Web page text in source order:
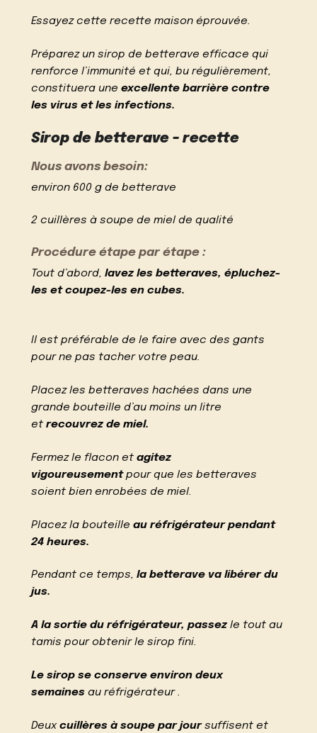
Essayez cette recette maison éprouvée.
Préparez un sirop de betterave efficace qui
renforce l’immunité et qui, bu régulièrement,
constituera uneexcellente barrière contre
les virus et les infections.
Sirop de betterave – recette
Nous avons besoin:
environ 600 g de betterave
2 cuillères à soupe de miel de qualité
Procédure étape par étape :
Tout d’abord,lavez les betteraves, épluchez-
les et coupez-les en cubes.
Il est préférable de le faire avec des gants
pour ne pas tacher votre peau.
Placez les betteraves hachées dans une
grande bouteille d’au moins un litre
etrecouvrez de miel.
Fermez le flacon etagitez
vigoureusementpour que les betteraves
soient bien enrobées de miel.
Placez la bouteilleau réfrigérateur pendant
24 heures.
Pendant ce temps,la betterave va libérer du
jus.
A la sortie du réfrigérateur, passez le tout au
tamis pour obtenir le sirop fini.
Le sirop se conserve environ deux
semaines au réfrigérateur .
Deuxcuillères à soupe par joursuffisent et